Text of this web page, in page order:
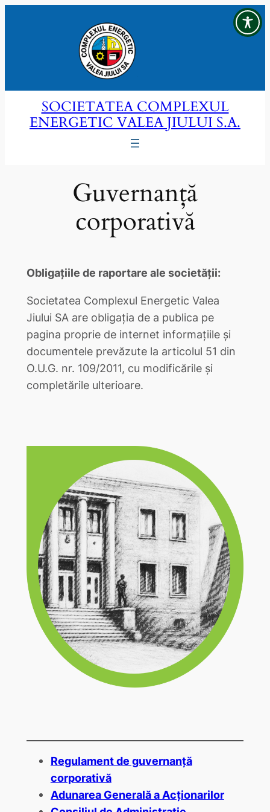
SOCIETATEA COMPLEXUL
ENERGETIC VALEA JIULUI S.A.
Guvernanță
corporativă
Obligațiile de raportare ale societății:
Societatea Complexul Energetic Valea
Jiului SA are obligația de a publica pe
pagina proprie de internet informațiile și
documentele prevăzute la articolul 51 din
O.U.G. nr. 109/2011, cu modificările și
completările ulterioare.
Regulament de guvernanță
corporativă
Adunarea Generală a Acționarilor